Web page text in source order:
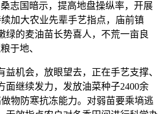
国暗示，提高地盘操纵率，开展
加大农业先辈手艺指点，庙前镇
绿的麦油苗长势喜人，不荒一亩良
于地、
机会，放眼望去，正在手艺支撑、
面继续发力，发放油菜种子2400余
物防寒抗冻能力。对弱苗要乘墒逃